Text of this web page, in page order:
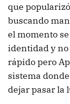
que
buscando
el momento
identidad y no
rápido pero
sistema
dejar pasar la